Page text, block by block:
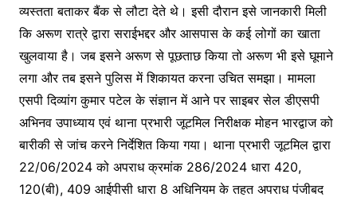
व्यस्तता बताकर बैंक से लौटा देते थे। इसी दौरान इसे जानकारी मिली
कि अरूण रात्रे द्वारा सराईभद्दर और आसपास के कई लोगों का खाता
खुलवाया है। जब इसने अरूण से पूछताछ किया तो अरूण भी इसे घूमाने
लगा और तब इसने पुलिस में शिकायत करना उचित समझा। मामला
एसपी दिव्यांग कुमार पटेल के संज्ञान में आने पर साइबर सेल डीएसपी
अभिनव उपाध्याय एवं थाना प्रभारी जूटमिल निरीक्षक मोहन भारद्वाज को
बारीकी से जांच करने निर्देशित किया गया। थाना प्रभारी जूटमिल द्वारा
22/06/2024 को अपराध क्रमांक 286/2024 धारा 420,
120(बी), 409 आईपीसी धारा 8 अधिनियम के तहत अपराध पंजीबद